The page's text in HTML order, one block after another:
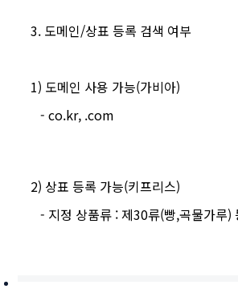
3. 도메인/상표 등록 검색 여부
1) 도메인 사용 가능(가비아)
- co.kr, .com
2) 상표 등록 가능(키프리스)
- 지정 상품류 : 제30류(빵,곡물가루)